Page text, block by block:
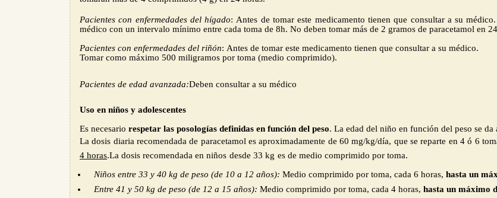
Pacientes con enfermedades del hígado: Antes de tomar este medicamento tienen que consultar a su
médico con un intervalo mínimo entre cada toma de 8h. No deben tomar más de 2 gramos de paracetamol en
Pacientes con enfermedades del riñón: Antes de tomar este medicamento tienen que consultar a su médico.
Tomar como máximo 500 miligramos por toma (medio comprimido).
Pacientes de edad avanzada:Deben consultar a su médico
Uso en niños y adolescentes
Es necesario respetar las posologías definidas en función del peso. La edad del niño en función del peso se
La dosis diaria recomendada de paracetamol es aproximadamente de 60 mg/kg/día, que se reparte en 4 ó 6
4 horas.La dosis recomendada en niños desde 33 kg es de medio comprimido por toma.
Niños entre 33 y 40 kg de peso (de 10 a 12 años): Medio comprimido por toma, cada 6 horas, hasta un
Entre 41 y 50 kg de peso (de 12 a 15 años): Medio comprimido por toma, cada 4 horas, hasta un máximo